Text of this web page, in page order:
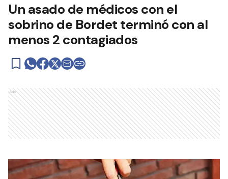
Un asado de médicos con el
sobrino de Bordet terminó con al
menos 2 contagiados
Ads